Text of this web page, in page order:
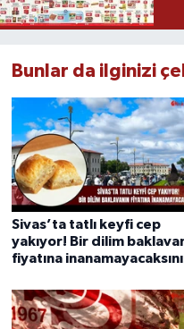
Bunlar da ilginizi
Sivas’ta tatlı keyfi cep
yakıyor! Bir dilim
fiyatına